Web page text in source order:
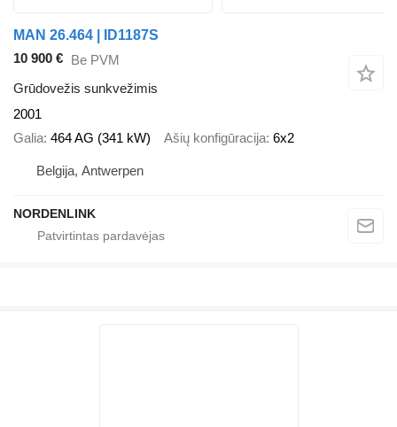
MAN 26.464 | ID1187S
10 900 € Be PVM
Grūdovežis sunkvežimis
2001
Galia 464 AG (341 kW) Ašių konfigūracija 6x2
Belgija, Antwerpen
NORDENLINK